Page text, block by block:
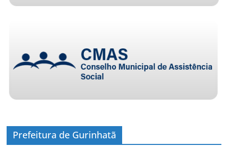
Prefeitura de Gurinhatã